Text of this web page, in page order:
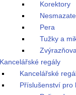
Korektory
Pera
Tužky a
Kancelářské regály
Kancelářské
Příslušenství pro